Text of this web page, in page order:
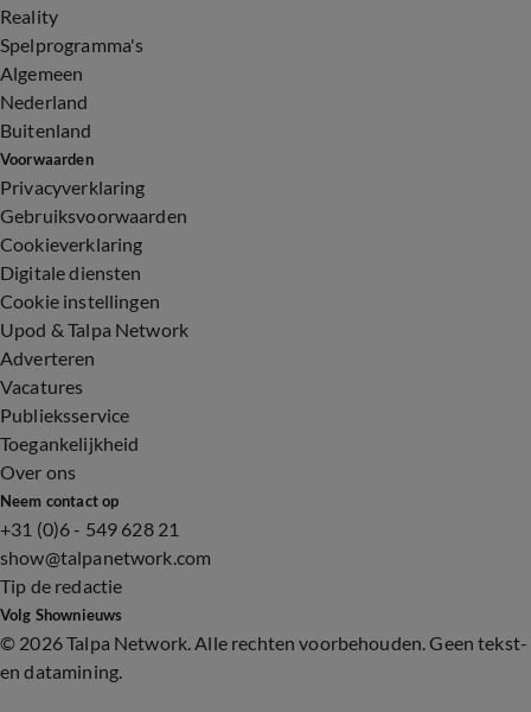
Reality
Spelprogramma's
Algemeen
Nederland
Buitenland
Voorwaarden
Privacyverklaring
Gebruiksvoorwaarden
Cookieverklaring
Digitale diensten
Cookie instellingen
Upod & Talpa Network
Adverteren
Vacatures
Publieksservice
Toegankelijkheid
Over ons
Neem contact op
+31 (0)6 - 549 628 21
show@talpanetwork.com
Tip de redactie
Volg Shownieuws
© 2026 Talpa Network. Alle rechten voorbehouden. Geen tekst-
en datamining.